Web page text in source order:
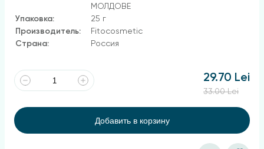
МОЛДОВЕ
Упаковка:
25 г
Производитель:
Fitocosmetic
Страна:
Россия
29.70 Lei
33.00 Lei
Добавить в корзину